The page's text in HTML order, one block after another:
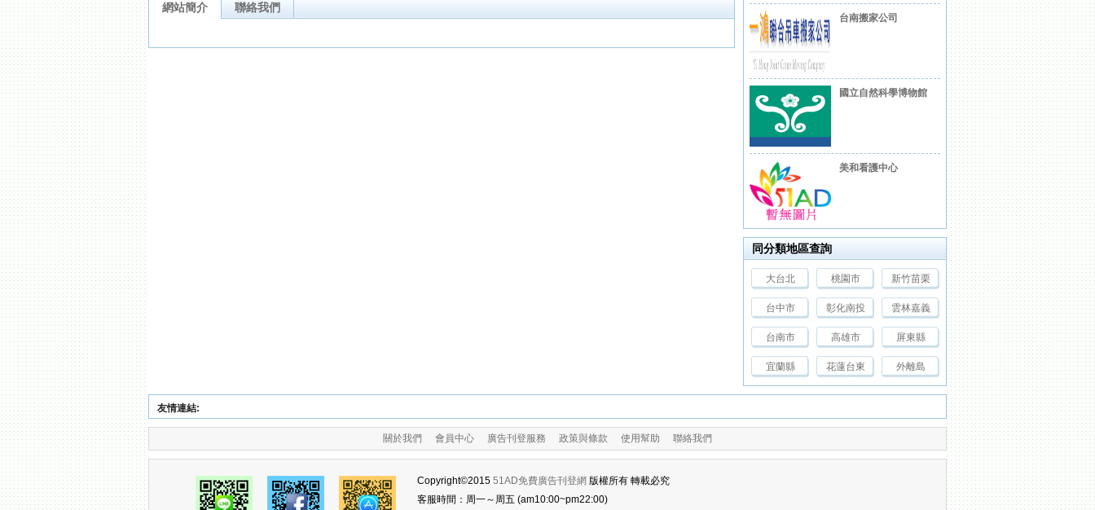
網站簡介 聯絡我們
台南搬家公司
國立自然科學博物館
美和看護中心
同分類地區查詢
大台北 桃園市 新竹苗栗
台中市 彰化南投 雲林嘉義
台南市 高雄市 屏東縣
宜蘭縣 花蓮台東 外離島
友情連結:
關於我們 會員中心 廣告刊登服務 政策與條款 使用幫助 聯絡我們
Copyright©2015 51AD免費廣告刊登網 版權所有 轉載必究
客服時間：周一～周五 (am10:00~pm22:00)